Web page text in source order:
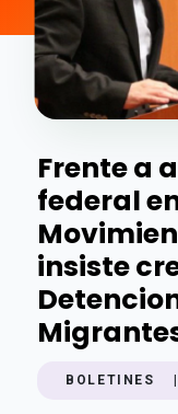
Frente a
federal
insiste
BOLETINES